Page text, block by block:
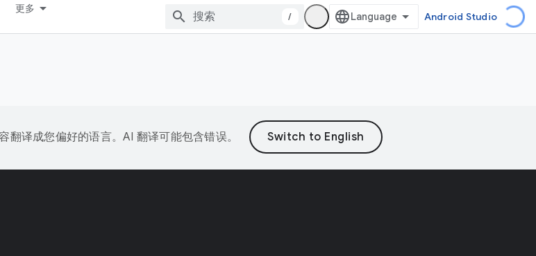
更多
/ Android Studio
翻译成您偏好的语言。AI 翻译可能包含错误。